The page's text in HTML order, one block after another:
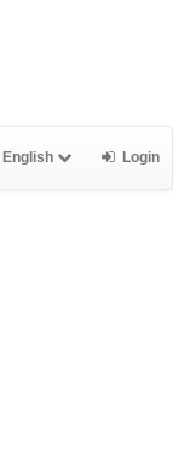
English Login